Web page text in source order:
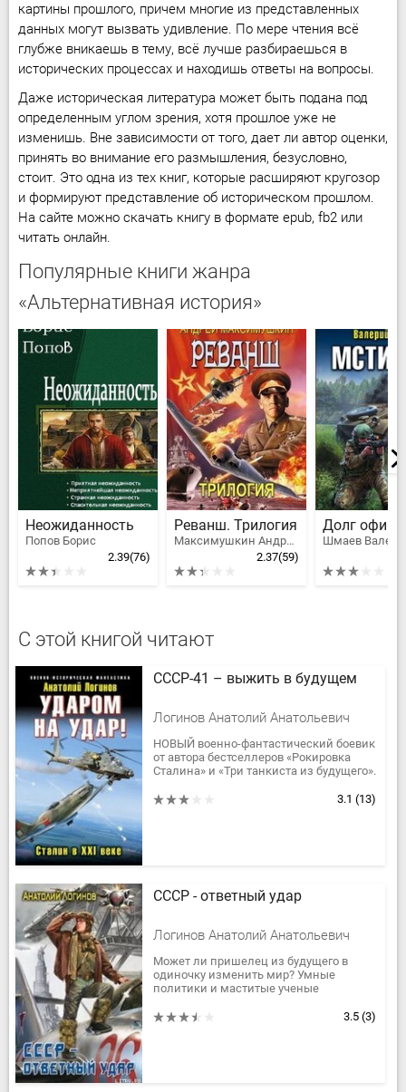
картины прошлого, причем многие из представленных
данных могут вызвать удивление. По мере чтения всё
глубже вникаешь в тему, всё лучше разбираешься в
исторических процессах и находишь ответы на вопросы.
Даже историческая литература может быть подана под
определенным углом зрения, хотя прошлое уже не
изменишь. Вне зависимости от того, дает ли автор оценки,
принять во внимание его размышления, безусловно,
стоит. Это одна из тех книг, которые расширяют кругозор
и формируют представление об историческом прошлом.
На сайте можно скачать книгу в формате epub, fb2 или
читать онлайн.
Популярные книги жанра
«Альтернативная история»
Неожиданность
Попов Борис
2.39(76)
Реванш. Трилогия
Максимушкин Андрей Владимирович
2.37(59)
Долг
С этой книгой читают
СССР-41 – выжить в будущем
Логинов Анатолий Анатольевич
НОВЫЙ военно-фантастический боевик
от автора бестселлеров «Рокировка
Сталина» и «Три танкиста из будущего».
проекта о «попаданцах» –...
3.1 (13)
СССР - ответный удар
Логинов Анатолий Анатольевич
Может ли пришелец из будущего в
одиночку изменить мир? Умные
политики и маститые ученые
многочисленных альтернативно-
3.5 (3)